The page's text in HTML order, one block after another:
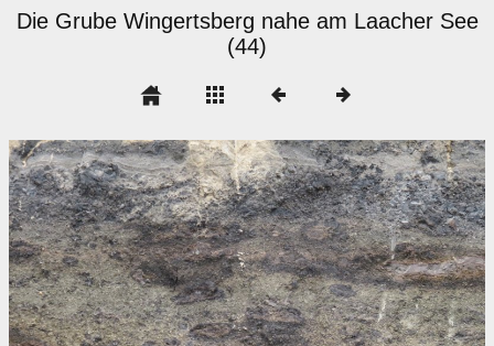
Die Grube Wingertsberg nahe am Laacher See
(44)